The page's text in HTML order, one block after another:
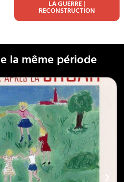
LA GUERRE |
RECONSTRUCTION
la même période